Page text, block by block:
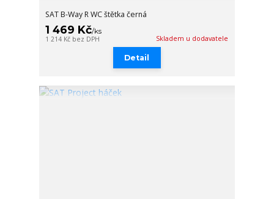
SAT B-Way R WC štětka černá
1 469 Kč/ks
1 214 Kč bez DPH Skladem u dodavatele
Detail